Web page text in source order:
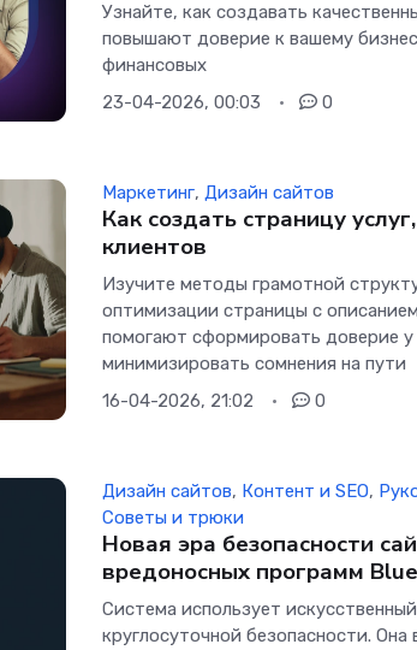
Узнайте, как создавать
повышают доверие к вашему
финансовых
23-04-2026, 00:03
0
Маркетинг,Дизайн сайтов
Как создать страницу
клиентов
Изучите методы грамотной
оптимизации страницы с
помогают сформировать доверие
минимизировать сомнения на пути
16-04-2026, 21:02
0
Дизайн сайтов, Контент и SEO,
Советы и трюки
Новая эра безопасности
вредоносных программ
Система использует
круглосуточной безопасности. Она